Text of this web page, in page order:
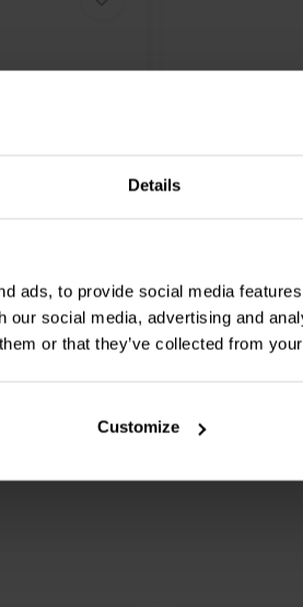
Details
ads, to provide social media
our social media, advertising and
or that they’ve collected from
Customize
0